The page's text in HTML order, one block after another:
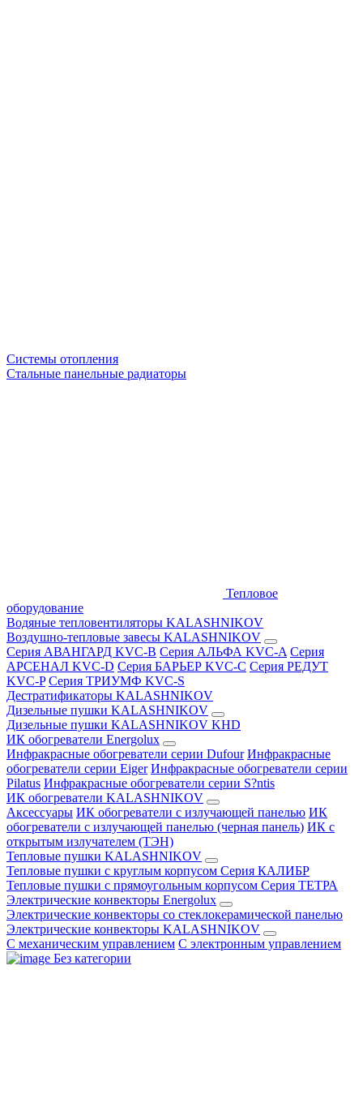
Системы отопления
Стальные панельные радиаторы
Тепловое
оборудование
Водяные тепловентиляторы KALASHNIKOV
Воздушно-тепловые завесы KALASHNIKOV
Серия АВАНГАРД KVC-B Серия АЛЬФА KVC-A Серия
АРСЕНАЛ KVC-D Серия БАРЬЕР KVC-C Серия РЕДУТ
KVC-P Серия ТРИУМФ KVC-S
Дестратификаторы KALASHNIKOV
Дизельные пушки KALASHNIKOV
Дизельные пушки KALASHNIKOV KHD
ИК обогреватели Energolux
Инфракрасные обогреватели серии Dufour Инфракрасные
обогреватели серии Eiger Инфракрасные обогреватели серии
Pilatus Инфракрасные обогреватели серии S?ntis
ИК обогреватели KALASHNIKOV
Аксессуары ИК обогреватели с излучающей панелью ИК
обогреватели с излучающей панелью (черная панель) ИК с
открытым излучателем (ТЭН)
Тепловые пушки KALASHNIKOV
Тепловые пушки с круглым корпусом Серия КАЛИБР
Тепловые пушки с прямоугольным корпусом Серия ТЕТРА
Электрические конвекторы Energolux
Электрические конвекторы со стеклокерамической панелью
Электрические конвекторы KALASHNIKOV
С механическим управлением С электронным управлением
Без категории